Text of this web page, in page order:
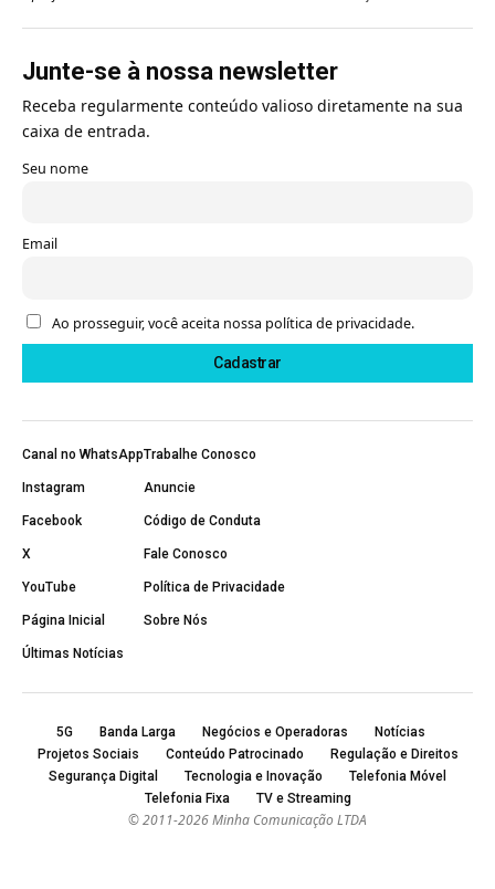
Junte-se à nossa newsletter
Receba regularmente conteúdo valioso diretamente na sua
caixa de entrada.
Seu nome
Email
Ao prosseguir, você aceita nossa política de privacidade.
Canal no WhatsApp
Instagram
Facebook
X
YouTube
Página Inicial
Últimas Notícias
Trabalhe Conosco
Anuncie
Código de Conduta
Fale Conosco
Política de Privacidade
Sobre Nós
5G Banda Larga Negócios e Operadoras
Notícias
Projetos Sociais
Conteúdo Patrocinado
Regulação e Direitos
Segurança Digital
Tecnologia e Inovação
Telefonia Móvel
Telefonia Fixa
TV e Streaming
© 2011-2026 Minha Comunicação LTDA